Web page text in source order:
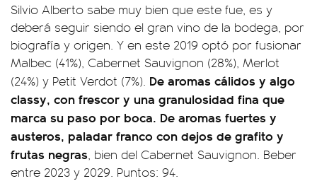
Silvio Alberto sabe muy bien que este fue, es y
deberá seguir siendo el gran vino de la bodega, por
biografía y origen. Y en este 2019 optó por fusionar
Malbec (41%), Cabernet Sauvignon (28%), Merlot
(24%) y Petit Verdot (7%). De aromas cálidos y algo
classy, con frescor y una granulosidad fina que
marca su paso por boca. De aromas fuertes y
austeros, paladar franco con dejos de grafito y
frutas negras, bien del Cabernet Sauvignon. Beber
entre 2023 y 2029. Puntos: 94.